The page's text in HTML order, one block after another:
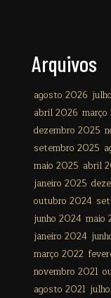
Arquivos
agosto 2026
abril 2026
dezembro 2025
setembro 2025
maio 2025 abril
janeiro 2025
outubro 2024
junho 2024 maio
janeiro 2024
março 2022
novembro 2021
agosto 2021